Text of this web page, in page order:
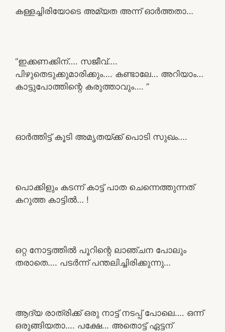
കള്ളച്ചിരിയോടെ അമ്യത അന്ന് ഓർത്തതാ…
“ഇക്കണക്കിന്…. സജീവ്….
പിഴുതെടുക്കുമാരിക്കും…. കണ്ടാലേ… അറിയാം…
കാട്ടുപോത്തിന്റെ കരുത്താവും…. ”
ഓർത്തിട്ട് കൂടി അമൃതയ്ക്ക് പൊടി സുഖം….
പൊക്കിളും കടന്ന് കാട്ട് പാത ചെന്നെത്തുന്നത്
കറുത്ത കാട്ടിൽ… !
ഒറ്റ നോട്ടത്തിൽ പൂറിന്റെ ലാഞ്ചന പോലും
തരാതെ…. പടർന്ന് പന്തലിച്ചിരിക്കുന്നു…
ആദ്യ രാത്രിക്ക് ഒരു നാട്ട് നടപ്പ് പോലെ…. ഒന്ന്
ഒരുങ്ങിയതാ…. പക്ഷേ… അതൊട്ട് ഏട്ടന്